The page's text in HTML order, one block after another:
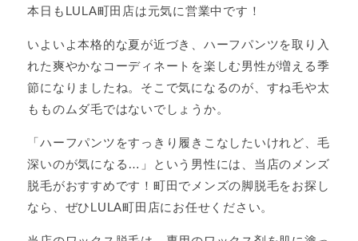
本日もLULA町田店は元気に営業中です！
いよいよ本格的な夏が近づき、ハーフパンツを取り入
れた爽やかなコーディネートを楽しむ男性が増える季
節になりましたね。そこで気になるのが、すね毛や太
もものムダ毛ではないでしょうか。
「ハーフパンツをすっきり履きこなしたいけれど、毛
深いのが気になる…」という男性には、当店のメンズ
脱毛がおすすめです！町田でメンズの脚脱毛をお探し
なら、ぜひLULA町田店にお任せください。